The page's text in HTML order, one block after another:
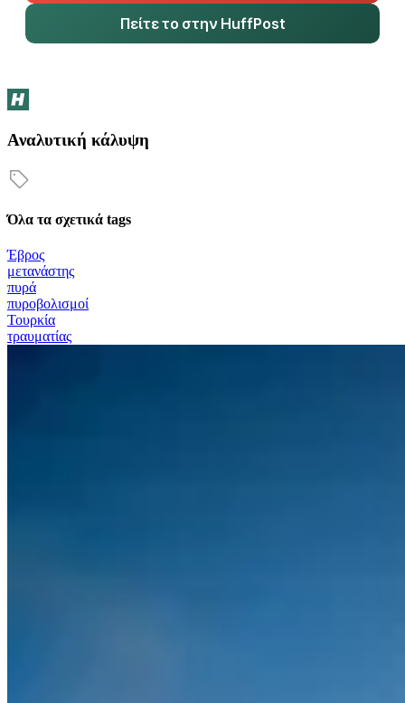
Πείτε το στην HuffPost
Αναλυτική κάλυψη
Όλα τα σχετικά tags
Έβρος
μετανάστης
πυρά
πυροβολισμοί
Τουρκία
τραυματίας